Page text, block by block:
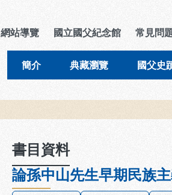
網站導覽 國立國父紀念館 常見問
簡介 典藏瀏覽 國父史
書目資料
論孫中山先生早期民族